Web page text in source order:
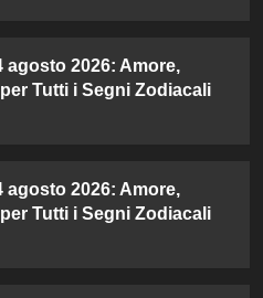
agosto 2026: Amore,
Tutti i Segni Zodiacali
agosto 2026: Amore,
Tutti i Segni Zodiacali